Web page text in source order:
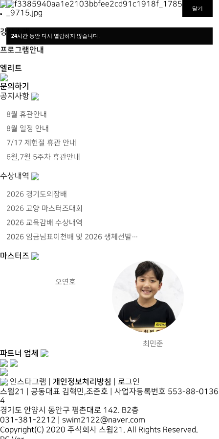
24시간 동안 다시 열람하지 않습니다.
닫기
24시간 동안 다시 열람하지 않습니다.
닫기
24시간 동안 다시 열람하지 않습니다.
닫기
강사소개
프로그램안내
엘리트
문의하기
공지사항
8월 휴관안내
8월 일정 안내
7/17 제헌절 휴관 안내
6월,7월 5주차 휴관안내
수상내역
2026 경기도의장배
2026 고양 마스터즈대회
2026 교육감배 수상내역
2026 임금님표이천배 및 2026 생체선발…
마스터즈
오연호
최민준
파트너 업체
인스타그램 개인정보처리방침
로그인
스윔21 | 공동대표 김혁민,조준호 | 사업자등록번호 553-88-0136
4
경기도 안양시 동안구 평촌대로 142. B2층
031-381-2212 | swim2122@naver.com
Copyright(C) 2020 주식회사 스윔21. All Rights Reserved.